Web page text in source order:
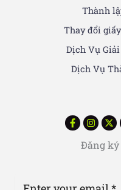
Thành
Thay đổi
Dịch Vụ
Dịch Vụ
Đăng